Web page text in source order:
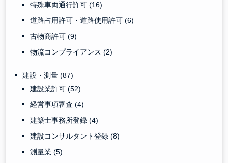
特殊車両通行許可(16)
道路占用許可・道路使用許可(6)
古物商許可(9)
物流コンプライアンス(2)
建設・測量(87)
建設業許可(52)
経営事項審査(4)
建築士事務所登録(4)
建設コンサルタント登録(8)
測量業(5)